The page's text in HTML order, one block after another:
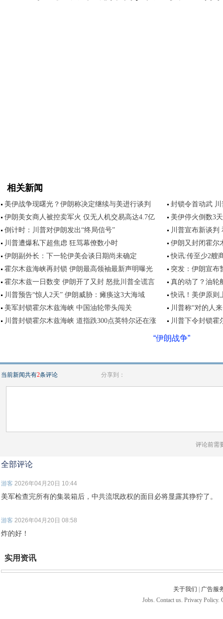
相关新闻
美伊战争现曙光？伊朗称决定继续与美进行谈判
封锁令首动武
伊朗美女商人被控卖军火 仅无人机交易高达4.7亿
美伊停火倒数3
倒计时：川普对伊朗发出“终局信号”
川普宣布新谈判
川普遭爆私下超焦虑 狂骂幕僚数小时
伊朗又封闭霍尔
伊朗副外长：下一轮伊美会谈日期尚未确定
快讯:传至少2艘
霍尔木兹海峡再封锁 伊朗最高领袖最新声明曝光
突发：伊朗宣布
霍尔木兹一日数变 伊朗开了又封 怒批川普全谎言
真的动了？油轮
川普预告“惊人2天” 伊朗威胁：瘫痪这3大海域
快讯！美伊原则
美军封锁霍尔木兹海峡 中国油轮带头闯关
川普称“对的人
川普封锁霍尔木兹海峡 道指跌300点英特尔还在涨
川普下令封锁霍
“伊朗战争”
当前新闻共有2条评论 分享到：
评论前需
全部评论
游客 2026年04月20日 10:44
美军检查完所有的集装箱后，中共流氓政权的面目必将显露其狰狞了。
游客 2026年04月20日 08:58
炸的好！
实用资讯
关于我们
广告服
Jobs. Contact us. Privacy